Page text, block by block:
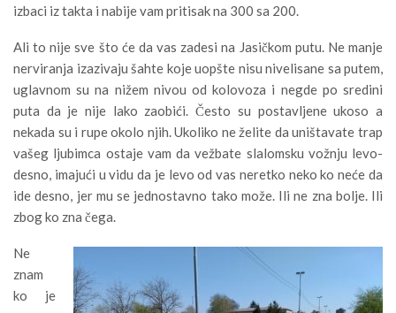
izbaci iz takta i nabije vam pritisak na 300 sa 200.
Ali to nije sve što će da vas zadesi na Jasičkom putu. Ne manje
nerviranja izazivaju šahte koje uopšte nisu nivelisane sa putem,
uglavnom su na nižem nivou od kolovoza i negde po sredini
puta da je nije lako zaobići. Često su postavljene ukoso a
nekada su i rupe okolo njih. Ukoliko ne želite da uništavate trap
vašeg ljubimca ostaje vam da vežbate slalomsku vožnju levo-
desno, imajući u vidu da je levo od vas neretko neko ko neće da
ide desno, jer mu se jednostavno tako može. Ili ne zna bolje. Ili
zbog ko zna čega.
Ne
znam
ko je